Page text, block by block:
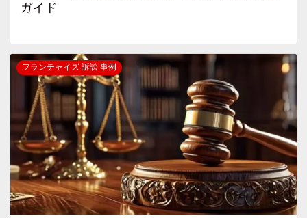
ガイド
フランチャイズ 訴訟 事例